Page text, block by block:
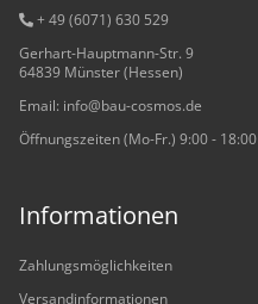
+ 49 (6071) 630 529
Gerhart-Hauptmann-Str. 9
64839 Münster (Hessen)
Email: info@bau-cosmos.de
Öffnungszeiten (Mo-Fr.) 9:00 - 18:00
Informationen
Zahlungsmöglichkeiten
Versandinformationen